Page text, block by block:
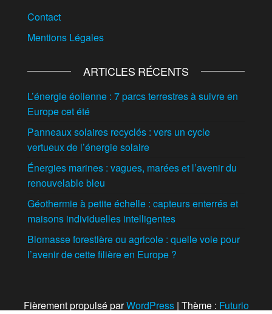
Contact
Mentions Légales
ARTICLES RÉCENTS
L’énergie éolienne : 7 parcs terrestres à suivre en
Europe cet été
Panneaux solaires recyclés : vers un cycle
vertueux de l’énergie solaire
Énergies marines : vagues, marées et l’avenir du
renouvelable bleu
Géothermie à petite échelle : capteurs enterrés et
maisons individuelles intelligentes
Biomasse forestière ou agricole : quelle voie pour
l’avenir de cette filière en Europe ?
Fièrement propulsé parWordPress | Thème : Futurio